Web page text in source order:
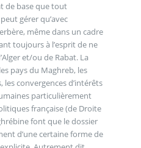
de base que tout
gérer qu’avec
même dans un cadre
toujours à l’esprit de ne
et/ou de Rabat. La
pays du Maghreb, les
convergences d’intérêts
particulièrement
française (de Droite
font que le dossier
d’une certaine forme de